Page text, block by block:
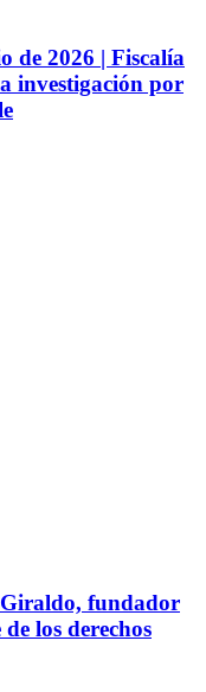
de 2026 | Fiscalía
investigación por
fundador
los derechos